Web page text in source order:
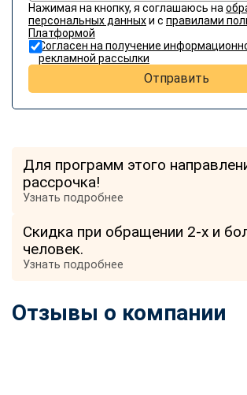
Нажимая на кнопку, я соглашаюсь на
персональных данныхи с правилами
Платформой
Согласен на получение
рекламной рассылки
Отправить
Для программ этого
рассрочка!
Узнать подробнее
Скидка при обращении 2-х и
человек.
Узнать подробнее
Отзывы о компании